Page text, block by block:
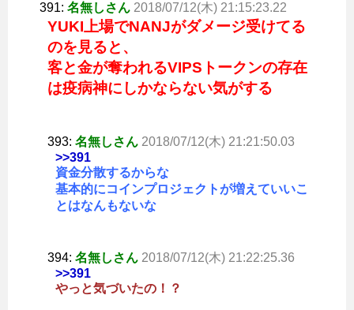
391: 名無しさん 2018/07/12(木) 21:15:23.22
YUKI上場でNANJがダメージ受けてる
のを見ると、
客と金が奪われるVIPSトークンの存在
は疫病神にしかならない気がする
393: 名無しさん 2018/07/12(木) 21:21:50.03
>>391
資金分散するからな
基本的にコインプロジェクトが増えていいこ
とはなんもないな
394: 名無しさん 2018/07/12(木) 21:22:25.36
>>391
やっと気づいたの！？